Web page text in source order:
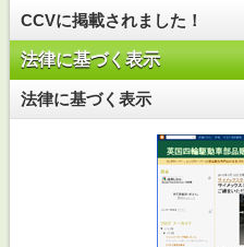
CCVに掲載されました！
法律に基づく表示
法律に基づく表示